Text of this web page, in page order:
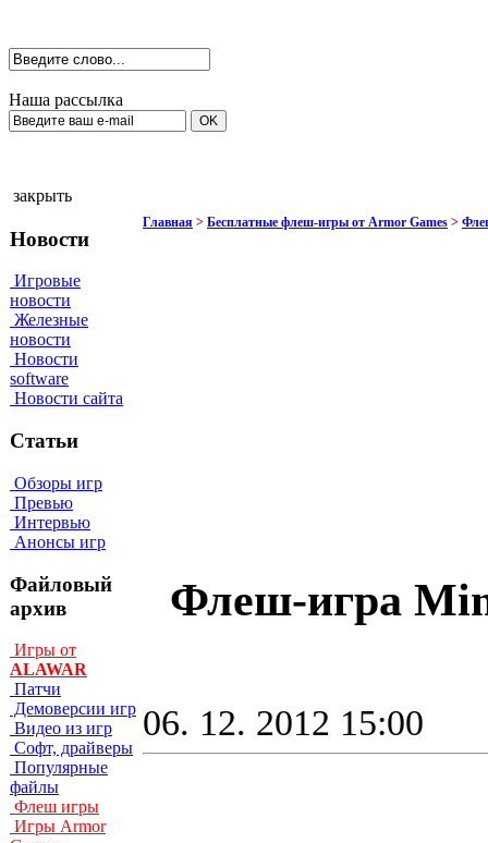
Наша рассылка
закрыть
Новости
Игровые
новости
Железные
новости
Новости
software
Новости сайта
Статьи
Обзоры игр
Превью
Интервью
Анонсы игр
Файловый
архив
Игры от
ALAWAR
Патчи
Демоверсии игр
Видео из игр
Софт, драйверы
Популярные
файлы
Флеш игры
Игры Armor
Главная > Бесплатные флеш-игры от Armor Games >
Флеш-игра
06. 12. 2012 15:00